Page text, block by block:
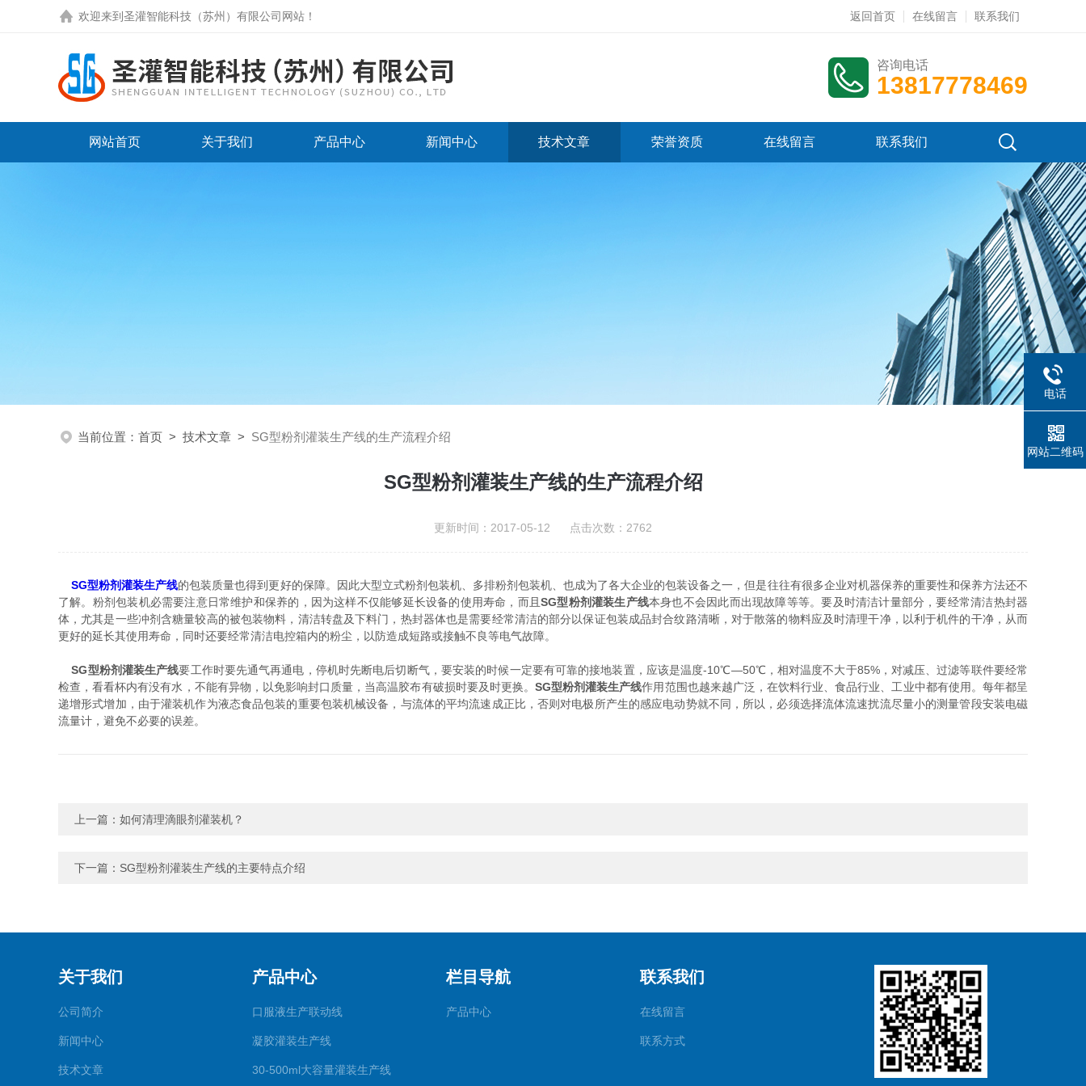
欢迎来到圣灌智能科技（苏州）有限公司网站！ 返回首页 在线留言 联系我们
咨询电话
13817778469
网站首页 关于我们 产品中心 新闻中心 技术文章 荣誉资质 在线留言 联系我们
当前位置： 首页 > 技术文章 > SG型粉剂灌装生产线的生产流程介绍
SG型粉剂灌装生产线的生产流程介绍
更新时间：2017-05-12 点击次数：2762
SG型粉剂灌装生产线的包装质量也得到更好的保障。因此大型立式粉剂包装机、多排粉剂包装机、也成为了各大企业的包装设备之一，但是往往有很多企业对机器保养的重要性和保养方法还不
了解。粉剂包装机必需要注意日常维护和保养的，因为这样不仅能够延长设备的使用寿命，而且SG型粉剂灌装生产线本身也不会因此而出现故障等等。要及时清洁计量部分，要经常清洁热封器
体，尤其是一些冲剂含糖量较高的被包装物料，清洁转盘及下料门，热封器体也是需要经常清洁的部分以保证包装成品封合纹路清晰，对于散落的物料应及时清理干净，以利于机件的干净，从而
更好的延长其使用寿命，同时还要经常清洁电控箱内的粉尘，以防造成短路或接触不良等电气故障。
SG型粉剂灌装生产线要工作时要先通气再通电，停机时先断电后切断气，要安装的时候一定要有可靠的接地装置，应该是温度-10℃—50℃，相对温度不大于85%，对减压、过滤等联件要经常
检查，看看杯内有没有水，不能有异物，以免影响封口质量，当高温胶布有破损时要及时更换。 SG型粉剂灌装生产线作用范围也越来越广泛，在饮料行业、食品行业、工业中都有使用。每年都呈
递增形式增加，由于灌装机作为液态食品包装的重要包装机械设备，与流体的平均流速成正比，否则对电极所产生的感应电动势就不同，所以，必须选择流体流速扰流尽量小的测量管段安装电磁
流量计，避免不必要的误差。
上一篇： 如何清理滴眼剂灌装机？
下一篇： SG型粉剂灌装生产线的主要特点介绍
关于我们
公司简介
新闻中心
技术文章
产品中心
口服液生产联动线
凝胶灌装生产线
30-500ml大容量灌装生产线
栏目导航
产品中心
联系我们
在线留言
联系方式
电话
网站二维码